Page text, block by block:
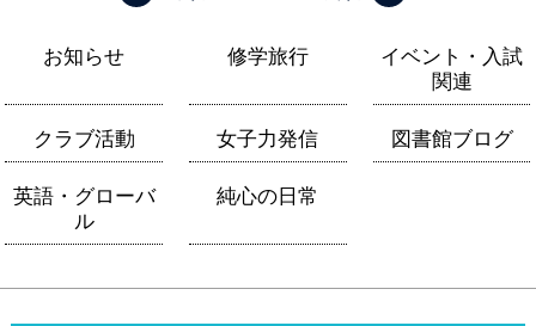
お知らせ 修学旅行
イベント・入試
関連
クラブ活動 女子力発信 図書館ブログ
英語・グローバ
ル
純心の日常